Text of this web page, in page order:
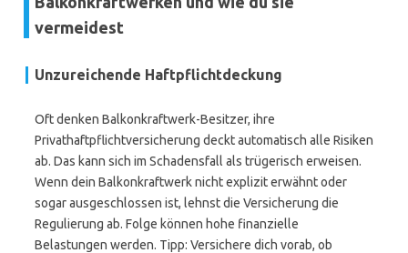
vermeidest
Unzureichende Haftpflichtdeckung
Oft denken Balkonkraftwerk-Besitzer, ihre
Privathaftpflichtversicherung deckt automatisch alle Risiken
ab. Das kann sich im Schadensfall als trügerisch erweisen.
Wenn dein Balkonkraftwerk nicht explizit erwähnt oder
sogar ausgeschlossen ist, lehnst die Versicherung die
Regulierung ab. Folge können hohe finanzielle
Belastungen werden. Tipp: Versichere dich vorab, ob